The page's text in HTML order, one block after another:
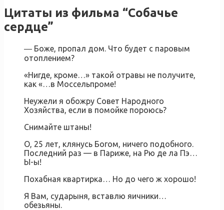
Цитаты из фильма “Собачье
сердце”
― Боже, пропал дом. Что будет с паровым
отоплением?
«Нигде, кроме…» такой отравы не получите,
как «…в Моссельпроме!
Неужели я обожру Совет Народного
Хозяйства, если в помойке пороюсь?
Снимайте штаны!
О, 25 лет, клянусь Богом, ничего подобного.
Последний раз — в Париже, на Рю де ла Пэ…
Ы-ы!
Похабная квартирка… Но до чего ж хорошо!
Я Вам, сударыня, вставлю яичники…
обезьяны.